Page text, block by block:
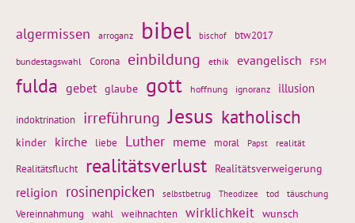
algermissen arroganz bibel bischof btw2017
bundestagswahl Corona einbildung ethik evangelisch FSM
fulda gebet glaube gott hoffnung ignoranz illusion
indoktrination irreführung Jesus katholisch
kinder kirche liebe Luther meme moral Papst realität
Realitätsflucht realitätsverlust Realitätsverweigerung
religion rosinenpicken selbstbetrug Theodizee tod täuschung
Vereinnahmung wahl weihnachten wirklichkeit wunsch